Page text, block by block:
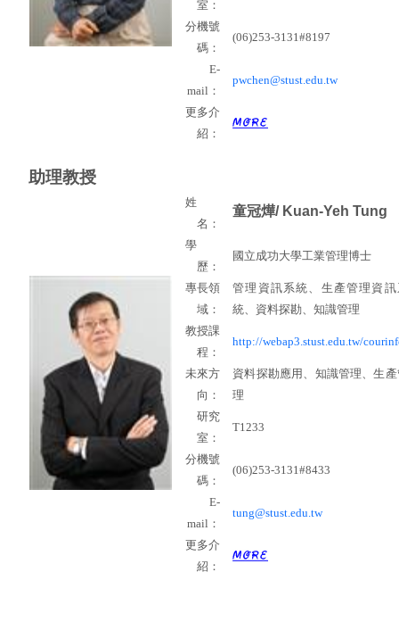
室：
分機號
碼：
(06)253-3131#8197
E-
mail ：
pwchen@stust.edu.tw
更多介
紹：
助理教授
姓
名：
童冠燁/ Kuan-Yeh Tung
學
歷：
國立成功大學工業管理博士
專長領
域：
管理資訊系統、生產管理資訊
統、資料探勘、知識管理
教授課
程：
http://webap3.stust.edu.tw/
未來方
向：
資料探勘應用、知識管理、生
理
研究
室：
T1233
分機號
碼：
(06)253-3131#8433
E-
mail ：
tung@stust.edu.tw
更多介
紹：